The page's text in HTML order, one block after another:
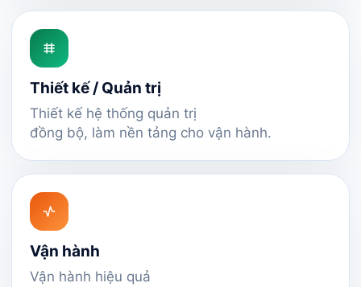
Thiết kế / Quản trị
Thiết kế hệ thống quản trị
đồng bộ, làm nền tảng cho vận hành.
Vận hành
Vận hành hiệu quả